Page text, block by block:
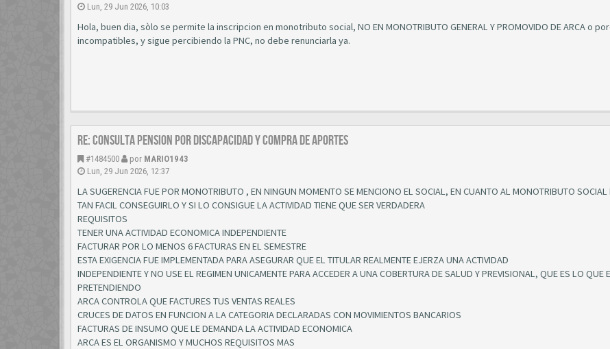
Lun, 29 Jun 2026, 10:03
Hola, buen dia, sòlo se permite la inscripcion en monotributo social, NO EN MONOTRIBUTO GENERAL Y PROMOVIDO DE ARCA o
incompatibles, y sigue percibiendo la PNC, no debe renunciarla ya.
Re: CONSULTA PENSION POR DISCAPACIDAD Y COMPRA DE APORTES
#1484500 por MARIO1943
Lun, 29 Jun 2026, 12:37
LA SUGERENCIA FUE POR MONOTRIBUTO , EN NINGUN MOMENTO SE MENCIONO EL SOCIAL, EN CUANTO AL MONOTRIBUTO SOCIAL
TAN FACIL CONSEGUIRLO Y SI LO CONSIGUE LA ACTIVIDAD TIENE QUE SER VERDADERA
REQUISITOS
TENER UNA ACTIVIDAD ECONOMICA INDEPENDIENTE
FACTURAR POR LO MENOS 6 FACTURAS EN EL SEMESTRE
ESTA EXIGENCIA FUE IMPLEMENTADA PARA ASEGURAR QUE EL TITULAR REALMENTE EJERZA UNA ACTIVIDAD
INDEPENDIENTE Y NO USE EL REGIMEN UNICAMENTE PARA ACCEDER A UNA COBERTURA DE SALUD Y PREVISIONAL, QUE ES LO QUE
PRETENDIENDO
ARCA CONTROLA QUE FACTURES TUS VENTAS REALES
CRUCES DE DATOS EN FUNCION A LA CATEGORIA DECLARADAS CON MOVIMIENTOS BANCARIOS
FACTURAS DE INSUMO QUE LE DEMANDA LA ACTIVIDAD ECONOMICA
ARCA ES EL ORGANISMO Y MUCHOS REQUISITOS MAS